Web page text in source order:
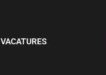
VACATURES